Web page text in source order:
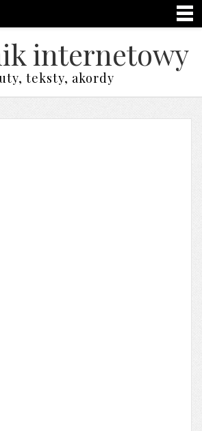
internetowy
teksty, akordy